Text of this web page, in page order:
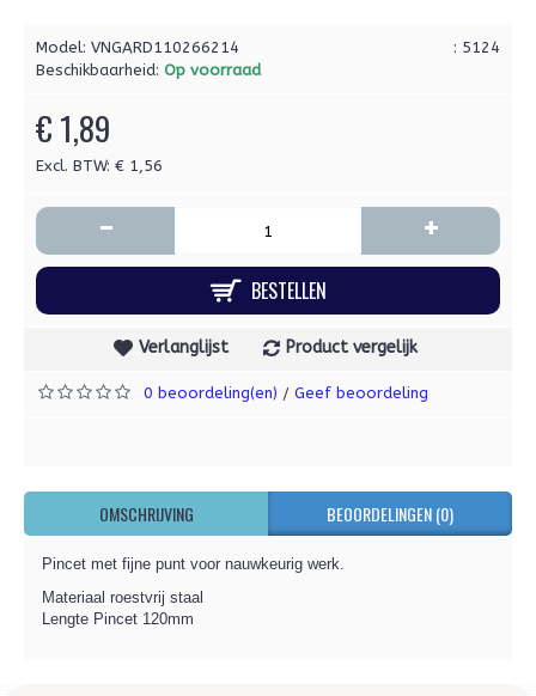
: 5124
Model: VNGARD110266214
Beschikbaarheid: Op voorraad
€ 1,89
Excl. BTW: € 1,56
- +
BESTELLEN
Verlanglijst Product vergelijk
0 beoordeling(en) / Geef beoordeling
OMSCHRIJVING BEOORDELINGEN (0)
Pincet met fijne punt voor nauwkeurig werk.
Materiaal roestvrij staal
Lengte Pincet 120mm